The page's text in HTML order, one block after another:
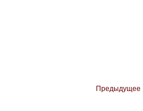
Предыдущее